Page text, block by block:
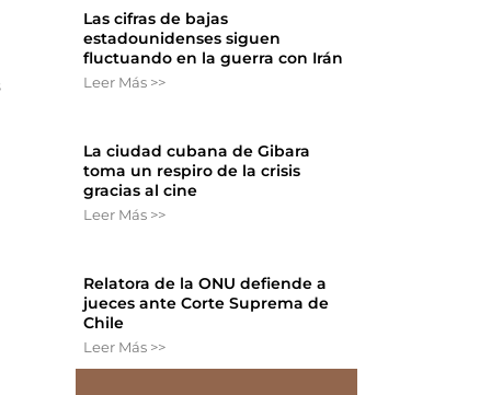
Las cifras de bajas
estadounidenses siguen
fluctuando en la guerra con Irán
Leer Más >>
La ciudad cubana de Gibara
toma un respiro de la crisis
gracias al cine
Leer Más >>
Relatora de la ONU defiende a
jueces ante Corte Suprema de
Chile
Leer Más >>